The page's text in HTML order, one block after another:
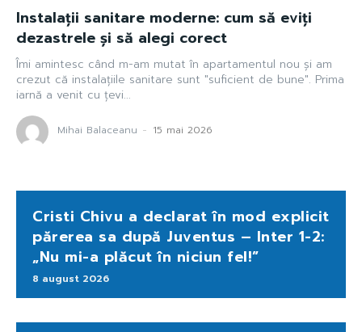
Instalații sanitare moderne: cum să eviți
dezastrele și să alegi corect
Îmi amintesc când m-am mutat în apartamentul nou și am
crezut că instalațiile sanitare sunt "suficient de bune". Prima
iarnă a venit cu țevi...
Mihai Balaceanu - 15 mai 2026
Cristi Chivu a declarat în mod explicit
părerea sa după Juventus – Inter 1-2:
„Nu mi-a plăcut în niciun fel!”
8 august 2026